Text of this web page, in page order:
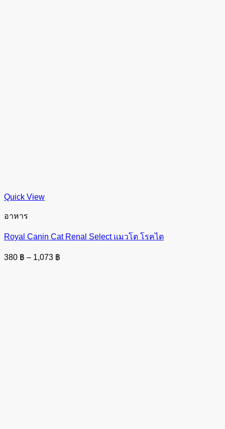
Quick View
อาหาร
Royal Canin Cat Renal Select แมวโต โรคไต
380 ฿ – 1,073 ฿